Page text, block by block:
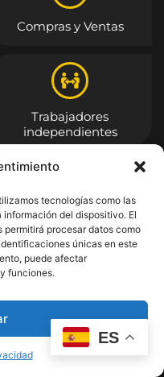
tecnologías como las
del dispositivo. El
procesar datos como
únicas en este
puede afectar
funciones.
Compras y Ventas
Trabajadores
independientes
ES